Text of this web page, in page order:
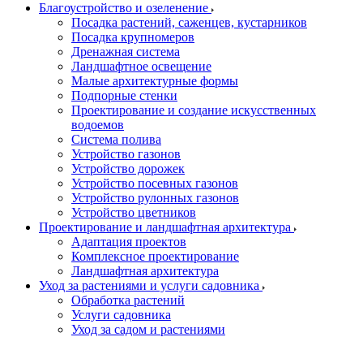
Благоустройство и озеленение
Посадка растений, саженцев, кустарников
Посадка крупномеров
Дренажная система
Ландшафтное освещение
Малые архитектурные формы
Подпорные стенки
Проектирование и создание искусственных
водоемов
Система полива
Устройство газонов
Устройство дорожек
Устройство посевных газонов
Устройство рулонных газонов
Устройство цветников
Проектирование и ландшафтная архитектура
Адаптация проектов
Комплексное проектирование
Ландшафтная архитектура
Уход за растениями и услуги садовника
Обработка растений
Услуги садовника
Уход за садом и растениями